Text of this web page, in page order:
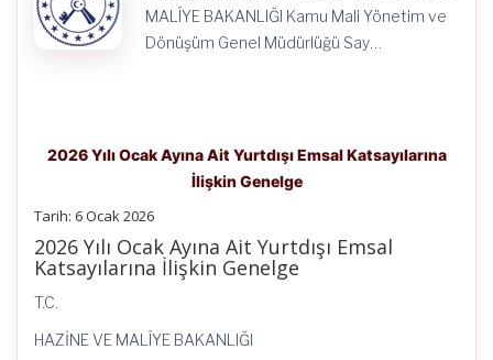
MALÎYE BAKANLIĞI Kamu Mali Yönetim ve
Dönüşüm Genel Müdürlüğü Say…
2026 Yılı Ocak Ayına Ait Yurtdışı Emsal Katsayılarına
İlişkin Genelge
Tarih: 6 Ocak 2026
2026 Yılı Ocak Ayına Ait Yurtdışı Emsal
Katsayılarına İlişkin Genelge
T.C.
HAZİNE VE MALÎYE BAKANLIĞI